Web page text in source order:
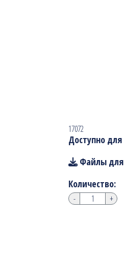
17072
Доступно
Файлы для
Количество:
- +